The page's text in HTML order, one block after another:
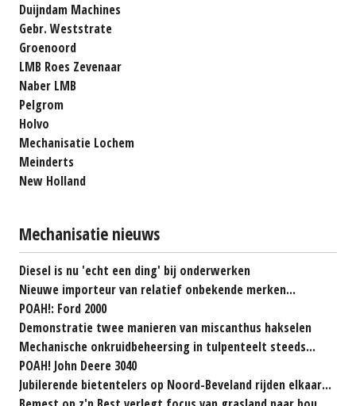
Duijndam Machines
Gebr. Weststrate
Groenoord
LMB Roes Zevenaar
Naber LMB
Pelgrom
Holvo
Mechanisatie Lochem
Meinderts
New Holland
Mechanisatie nieuws
Diesel is nu 'echt een ding' bij onderwerken
Nieuwe importeur van relatief onbekende merken...
POAH!: Ford 2000
Demonstratie twee manieren van miscanthus hakselen
Mechanische onkruidbeheersing in tulpenteelt steeds...
POAH! John Deere 3040
Jubilerende bietentelers op Noord-Beveland rijden elkaar...